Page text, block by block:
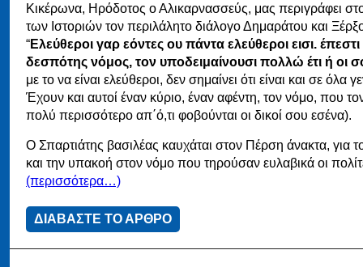
Κικέρωνα, Ηρόδοτος ο Αλικαρνασσεύς, μας περιγράφει
των Ιστοριών τον περιλάλητο διάλογο Δημαράτου και
“Ελεύθεροι γαρ εόντες ου πάντα ελεύθεροι εισι.
δεσπότης νόμος, τον υποδειμαίνουσι πολλώ έτι ή οι
με το να είναι ελεύθεροι, δεν σημαίνει ότι είναι και σε όλα
Έχουν και αυτοί έναν κύριο, έναν αφέντη, τον νόμο, που
πολύ περισσότερο απ΄ό,τι φοβούνται οι δικοί σου εσένα).
Ο Σπαρτιάτης βασιλέας καυχάται στον Πέρση άνακτα, για
και την υπακοή στον νόμο που τηρούσαν ευλαβικά οι
(περισσότερα…)
ΔΙΑΒΑΣΤΕ ΤΟ ΑΡΘΡΟ